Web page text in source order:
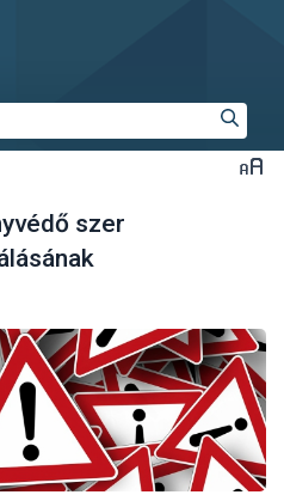
szer